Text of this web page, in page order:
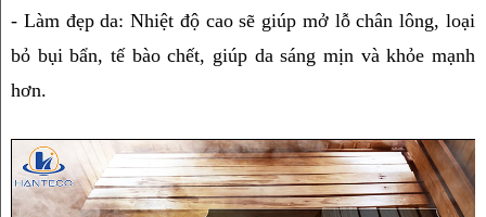
- Làm đẹp da: Nhiệt độ cao sẽ giúp mở lỗ chân lông, loại
bỏ bụi bẩn, tế bào chết, giúp da sáng mịn và khỏe mạnh
hơn.